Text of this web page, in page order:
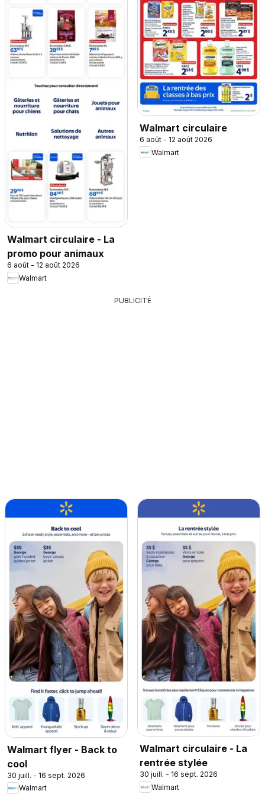
Walmart circulaire - La
promo pour animaux
6 août - 12 août 2026
Walmart
Walmart circulaire
6 août - 12 août 2026
Walmart
PUBLICITÉ
Walmart flyer - Back to
cool
30 juill. - 16 sept. 2026
Walmart
Walmart circulaire - La
rentrée stylée
30 juill. - 16 sept. 2026
Walmart